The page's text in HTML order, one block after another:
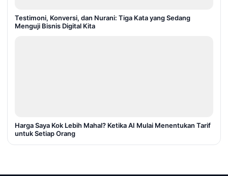
Testimoni, Konversi, dan Nurani: Tiga Kata yang Sedang
Menguji Bisnis Digital Kita
Harga Saya Kok Lebih Mahal? Ketika AI Mulai Menentukan Tarif
untuk Setiap Orang